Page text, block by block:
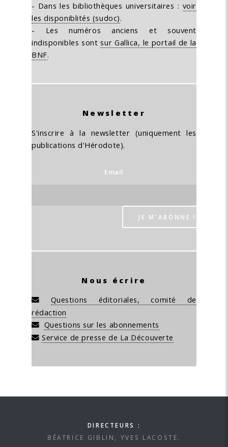
- Dans les bibliothèques universitaires : voir
les disponiblités (sudoc).
- Les numéros anciens et souvent
indisponibles sontsur Gallica, le portail de la
BNF.
Newsletter
S'inscrire à la newsletter (uniquement les
publications d'Hérodote).
Email
Nous écrire
Questions éditoriales, comité de
rédaction
Questions sur les abonnements
Service de presse de La Découverte
DIRECTEURS :
BÉATRICE GIBLIN, YVES LACOSTE.